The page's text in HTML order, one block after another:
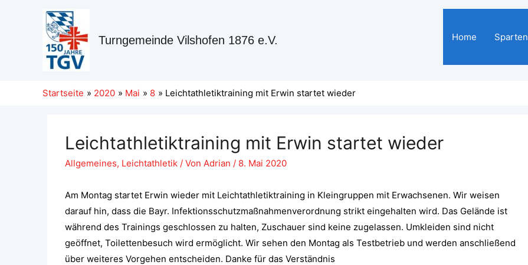
Turngemeinde Vilshofen 1876 e.V. Home Sparten
Startseite 2020 Mai 8 Leichtathletiktraining mit Erwin startet wieder
Leichtathletiktraining mit Erwin startet wieder
Allgemeines, Leichtathletik/ Von Adrian / 8. Mai 2020
Am Montag startet Erwin wieder mit Leichtathletiktraining in Kleingruppen mit Erwachsenen. Wir weisen
darauf hin, dass die Bayr. Infektionsschutzmaßnahmenverordnung strikt eingehalten wird. Das Gelände ist
während des Trainings geschlossen zu halten, Zuschauer sind keine zugelassen. Umkleiden sind nicht
geöffnet, Toilettenbesuch wird ermöglicht. Wir sehen den Montag als Testbetrieb und werden anschließend
über weiteres Vorgehen entscheiden. Danke für das Verständnis